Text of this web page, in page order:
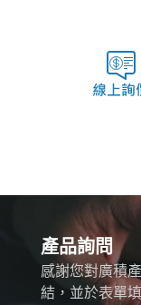
產品詢問
感謝您對廣積
結，並於表單